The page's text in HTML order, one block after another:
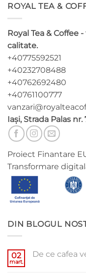
variații.
Opțiunile
fi
alese
în
pagina
produsului.
ROYAL TEA &
Royal Tea & Coffee
calitate.
+40775592521
+40232708488
+40762692480
+40761100777
Iași, Strada Palas nr.
Proiect Finantare
Transformare
DIN BLOGUL
02
mart.
De ce cafea